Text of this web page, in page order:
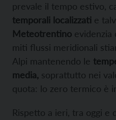
prevale il tempo estivo,
temporali localizzati e
Meteotrentino evidenzia
miti flussi meridionali
Alpi mantenendo le
media, soprattutto nei
quota: lo zero termico è
Rispetto a ieri, tra oggi e